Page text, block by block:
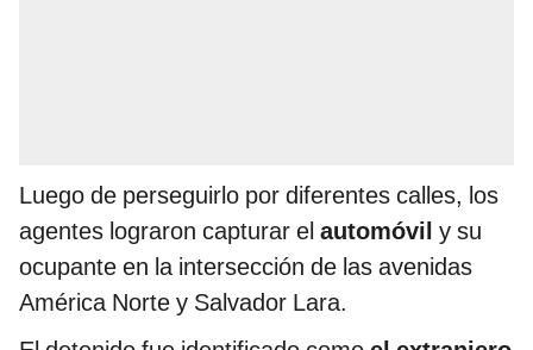
Luego de perseguirlo por diferentes calles, los
agentes lograron capturar el automóvil y su
ocupante en la intersección de las avenidas
América Norte y Salvador Lara.